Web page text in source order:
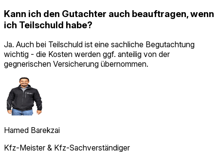
Kann ich den Gutachter auch beauftragen, wenn
ich Teilschuld habe?
Ja. Auch bei Teilschuld ist eine sachliche Begutachtung
wichtig - die Kosten werden ggf. anteilig von der
gegnerischen Versicherung übernommen.
Hamed Barekzai
Kfz-Meister & Kfz‑Sachverständiger